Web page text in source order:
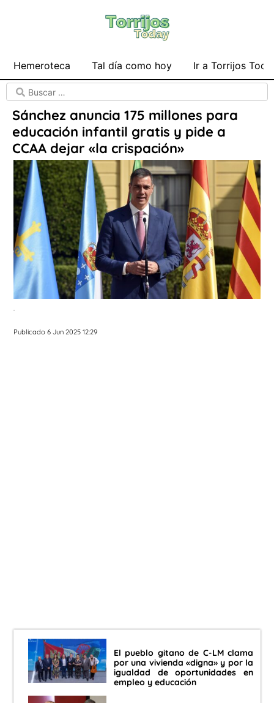
Hemeroteca Tal día como hoy Ir a Torrijos
Sánchez anuncia 175 millones para
educación infantil gratis y pide a
CCAA dejar «la crispación»
.
Publicado 6 Jun 2025 12:29
El pueblo gitano de C-LM clama
por una vivienda «digna» y por la
igualdad de oportunidades en
empleo y educación